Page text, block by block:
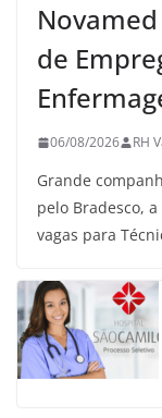
de
06/08/2026 RH
Grande
pelo Bradesco,
vagas para